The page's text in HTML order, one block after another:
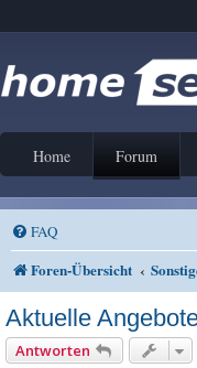
Home Forum
FAQ
Foren-Übersicht
Aktuelle
Antworten